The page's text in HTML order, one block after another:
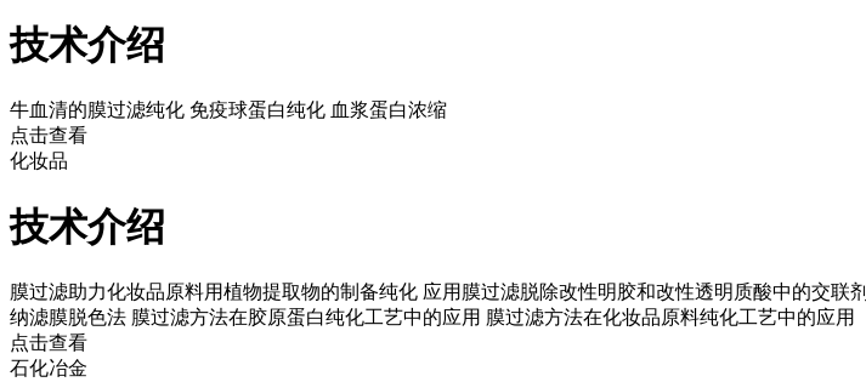
技术介绍
牛血清的膜过滤纯化 免疫球蛋白纯化 血浆蛋白浓缩
点击查看
化妆品
技术介绍
膜过滤助力化妆品原料用植物提取物的制备纯化 应用膜过滤脱除改性明胶和改性透明质酸中的交联剂
纳滤膜脱色法 膜过滤方法在胶原蛋白纯化工艺中的应用 膜过滤方法在化妆品原料纯化工艺中的应用
点击查看
石化冶金